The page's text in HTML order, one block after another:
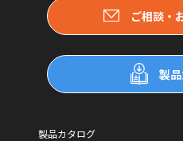
ご相談・
製
製品カタログ